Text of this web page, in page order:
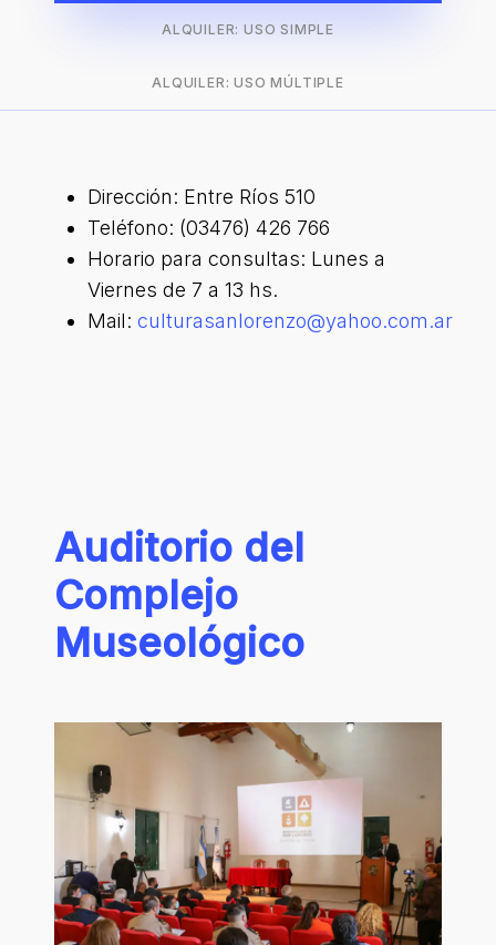
ALQUILER: USO SIMPLE
ALQUILER: USO MÚLTIPLE
Dirección: Entre Ríos 510
Teléfono: (03476) 426 766
Horario para consultas: Lunes a
Viernes de 7 a 13 hs.
Mail: culturasanlorenzo@yahoo.com.ar
Auditorio del
Complejo
Museológico